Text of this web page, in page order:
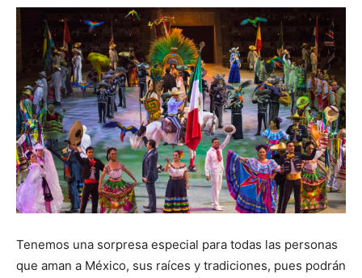
Tenemos una sorpresa especial para todas las personas
que aman a México, sus raíces y tradiciones, pues podrán